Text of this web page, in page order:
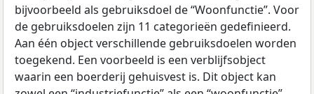
bijvoorbeeld als gebruiksdoel de “Woonfunctie”. Voor
de gebruiksdoelen zijn 11 categorieën gedefinieerd.
Aan één object verschillende gebruiksdoelen worden
toegekend. Een voorbeeld is een verblijfsobject
waarin een boerderij gehuisvest is. Dit object kan